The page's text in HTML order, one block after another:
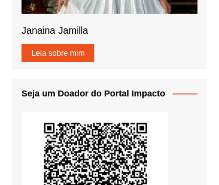
Janaina Jamilla
Leia sobre mim
Seja um Doador do Portal Impacto